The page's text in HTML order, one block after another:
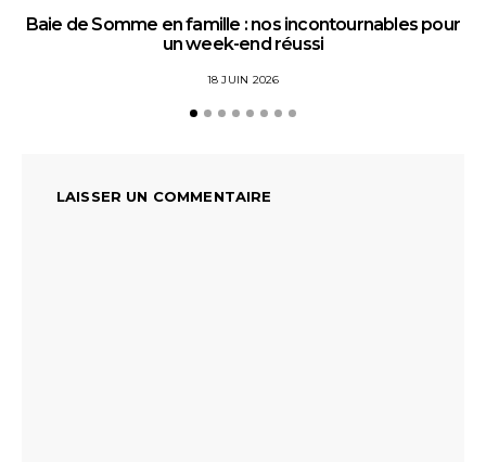
Baie de Somme en famille : nos incontournables pour
un week-end réussi
18 JUIN 2026
LAISSER UN COMMENTAIRE